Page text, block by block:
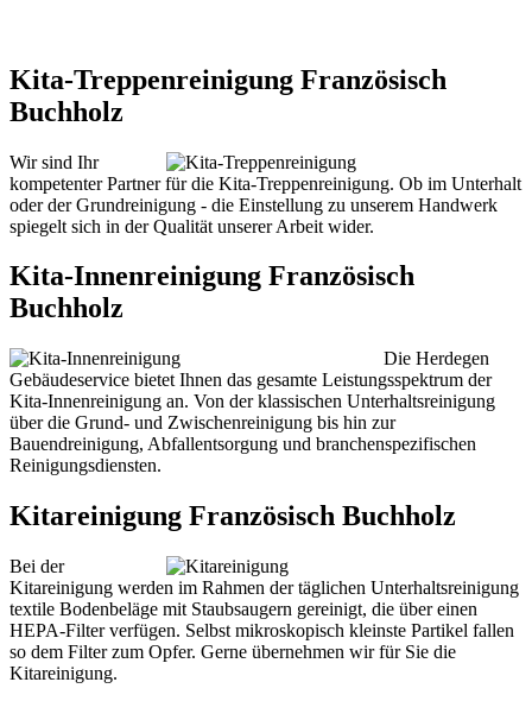
Kita-Treppenreinigung Französisch
Buchholz
Wir sind Ihr
kompetenter Partner für die Kita-Treppenreinigung. Ob im Unterhalt
oder der Grundreinigung - die Einstellung zu unserem Handwerk
spiegelt sich in der Qualität unserer Arbeit wider.
Kita-Innenreinigung Französisch
Buchholz
Die Herdegen
Gebäudeservice bietet Ihnen das gesamte Leistungsspektrum der
Kita-Innenreinigung an. Von der klassischen Unterhaltsreinigung
über die Grund- und Zwischenreinigung bis hin zur
Bauendreinigung, Abfallentsorgung und branchenspezifischen
Reinigungsdiensten.
Kitareinigung Französisch Buchholz
Bei der
Kitareinigung werden im Rahmen der täglichen Unterhaltsreinigung
textile Bodenbeläge mit Staubsaugern gereinigt, die über einen
HEPA-Filter verfügen. Selbst mikroskopisch kleinste Partikel fallen
so dem Filter zum Opfer. Gerne übernehmen wir für Sie die
Kitareinigung.